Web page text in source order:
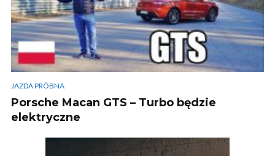
JAZDA PRÓBNA
Porsche Macan GTS – Turbo będzie
elektryczne